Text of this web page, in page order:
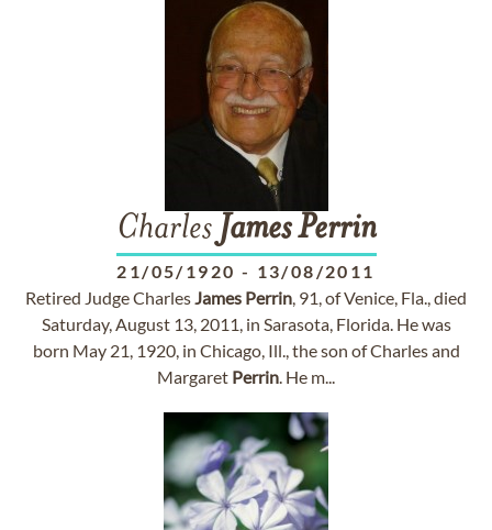
Charles James Perrin
21/05/1920 - 13/08/2011
Retired Judge CharlesJames Perrin, 91, of Venice, Fla., died
Saturday, August 13, 2011, in Sarasota, Florida. He was
born May 21, 1920, in Chicago, Ill., the son of Charles and
Margaret Perrin. He m...